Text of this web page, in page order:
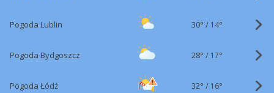
Pogoda Lublin 30° / 14°
Pogoda Bydgoszcz 28° / 17°
Pogoda Łódź 32° / 16°